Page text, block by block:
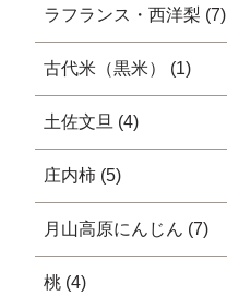
ラフランス・西洋梨 (7)
古代米（黒米） (1)
土佐文旦 (4)
庄内柿 (5)
月山高原にんじん (7)
桃 (4)